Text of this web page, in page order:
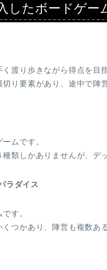
したボードゲー
く渡り歩きながら得点を目
り要素があり、途中で陣
ムです。
種類しかありませんが、デ
ラダイス
す。
くつかあり、陣営も複数あ